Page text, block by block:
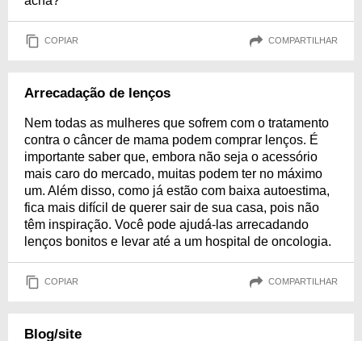
COPIAR COMPARTILHAR
Arrecadação de lenços
Nem todas as mulheres que sofrem com o tratamento
contra o câncer de mama podem comprar lenços. É
importante saber que, embora não seja o acessório
mais caro do mercado, muitas podem ter no máximo
um. Além disso, como já estão com baixa autoestima,
fica mais difícil de querer sair de sua casa, pois não
têm inspiração. Você pode ajudá-las arrecadando
lenços bonitos e levar até a um hospital de oncologia.
COPIAR COMPARTILHAR
Blog/site